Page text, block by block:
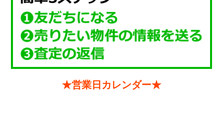
★営業日カレンダー★